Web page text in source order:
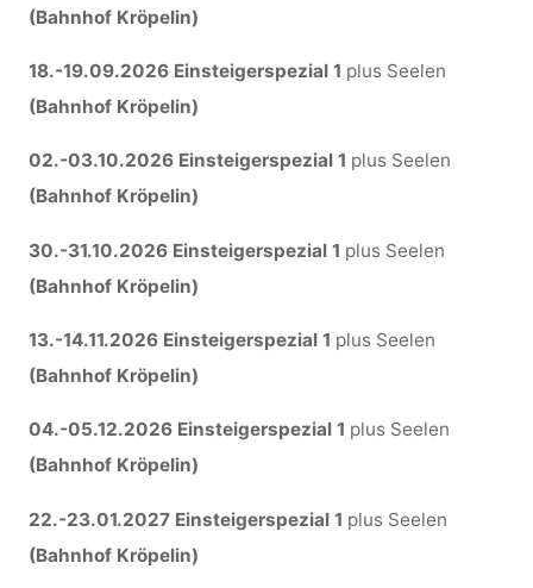
(Bahnhof Kröpelin)
18.-19.09.2026 Einsteigerspezial 1 plus Seelen
(Bahnhof Kröpelin)
02.-03.10.2026 Einsteigerspezial 1 plus Seelen
(Bahnhof Kröpelin)
30.-31.10.2026 Einsteigerspezial 1 plus Seelen
(Bahnhof Kröpelin)
13.-14.11.2026 Einsteigerspezial 1 plus Seelen
(Bahnhof Kröpelin)
04.-05.12.2026 Einsteigerspezial 1 plus Seelen
(Bahnhof Kröpelin)
22.-23.01.2027 Einsteigerspezial 1 plus Seelen
(Bahnhof Kröpelin)